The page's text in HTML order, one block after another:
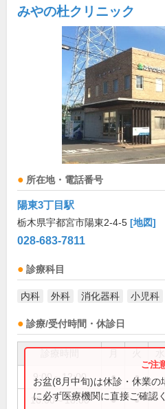
みやの杜クリニック
所在地・電話番号
陽東3丁目駅
栃木県宇都宮市陽東2-4-5 [地図]
028-683-7811
診療科目
内科 外科 消化器科 小児科
診療/受付時間・休診日
9:00～12:00 ● ●
16:00～18:00 ● ●
お盆(8月中旬)は休診・休業
に必ず医療機関に直接ご確認